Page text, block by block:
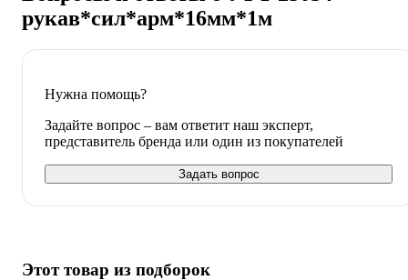
рукав*сил*арм*16мм*1м
Нужна помощь?
Задайте вопрос – вам ответит наш эксперт,
представитель бренда или один из покупателей
Задать вопрос
Этот товар из подборок